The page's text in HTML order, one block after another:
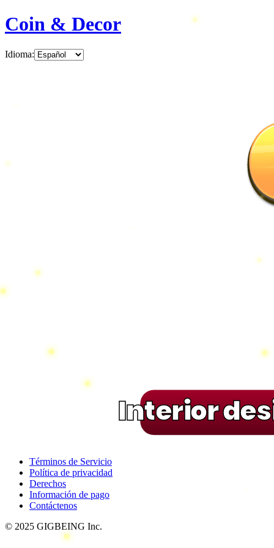
Coin & Decor
Idioma:
Interior
Términos de Servicio
Política de privacidad
Derechos
Información de pago
Contáctenos
© 2025 GIGBEING Inc.